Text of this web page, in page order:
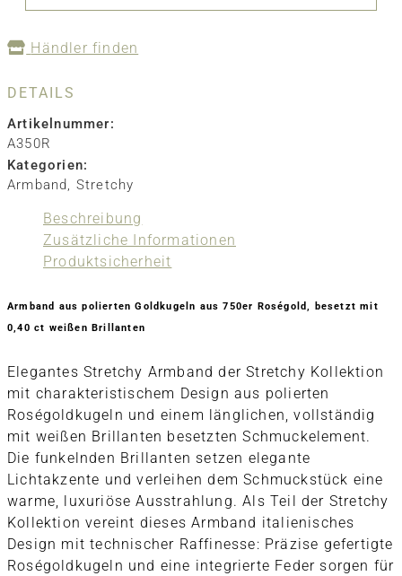
Händler finden
DETAILS
Artikelnummer:
A350R
Kategorien:
Armband
Stretchy
Beschreibung
Zusätzliche Informationen
Produktsicherheit
Armband aus polierten Goldkugeln aus 750er Roségold, besetzt mit
0,40 ct weißen Brillanten
Elegantes Stretchy Armband der Stretchy Kollektion
mit charakteristischem Design aus polierten
Roségoldkugeln und einem länglichen, vollständig
mit weißen Brillanten besetzten Schmuckelement.
Die funkelnden Brillanten setzen elegante
Lichtakzente und verleihen dem Schmuckstück eine
warme, luxuriöse Ausstrahlung. Als Teil der Stretchy
Kollektion vereint dieses Armband italienisches
Design mit technischer Raffinesse: Präzise gefertigte
Roségoldkugeln und eine integrierte Feder sorgen für